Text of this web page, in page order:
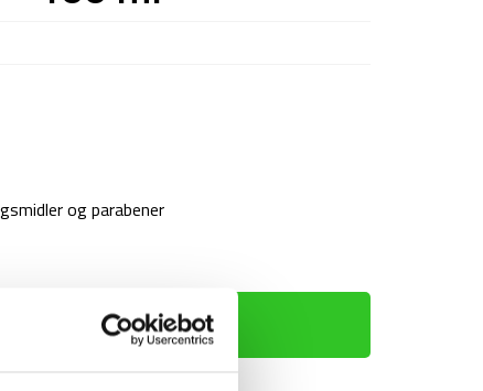
og parabener
TILFØJ TIL KURV